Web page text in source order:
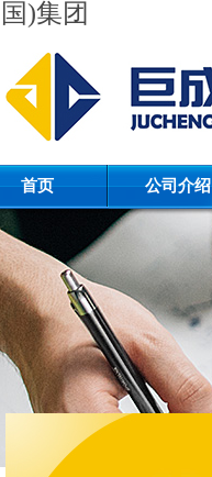
)集团
首页 公司介绍